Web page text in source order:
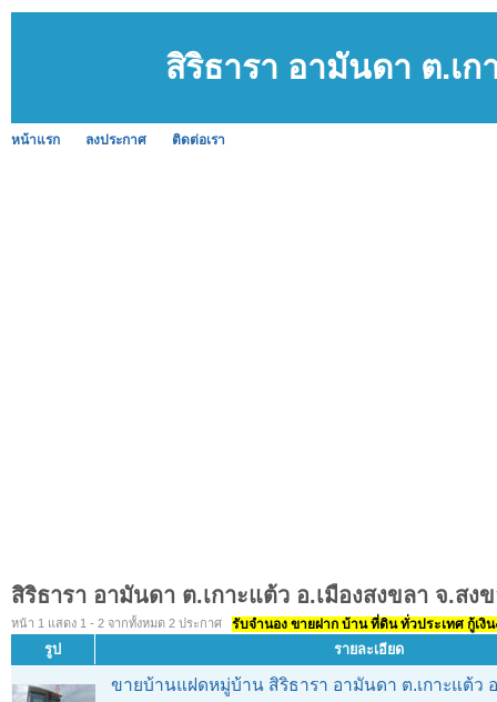
สิริธารา อามันดา ต.เก
หน้าแรก ลงประกาศ ติดต่อเรา
สิริธารา อามันดา ต.เกาะแต้ว อ.เมืองสงขลา จ.สง
หน้า 1 แสดง 1 - 2 จากทั้งหมด 2 ประกาศ รับจำนอง ขายฝาก บ้าน ที่ดิน ทั่วประเทศ กู้เงิ
รูป รายละเอียด
ขายบ้านแฝดหมู่บ้าน สิริธารา อามันดา ต.เกาะแต้ว